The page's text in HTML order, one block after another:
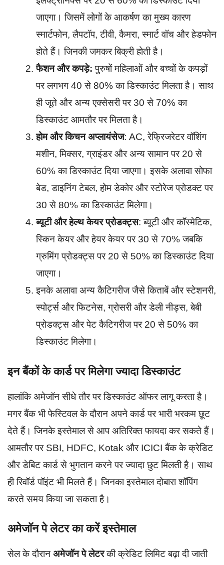
जाएगा। जिसमें लोगों के आकर्षण का मुख्य कारण
स्मार्टफोन, लैपटॉप, टीवी, कैमरा, स्मार्ट वॉच और हेडफोन
होते हैं। जिनकी जमकर बिक्री होती है।
फैशन और कपड़े: पुरुषों महिलाओं और बच्चों के कपड़ों
पर लगभग 40 से 80% का डिस्काउंट मिलता है। साथ
ही जूते और अन्य एक्सेसरी पर 30 से 70% का
डिस्काउंट आमतौर पर मिलता है।
होम और किचन अप्लायंसेज: AC, रेफ्रिजरेटर वॉशिंग
मशीन, मिक्सर, ग्राइंडर और अन्य सामान पर 20 से
60% का डिस्काउंट दिया जाएगा। इसके अलावा सोफा
बेड, डाइनिंग टेबल, होम डेकोर और स्टोरेज प्रोडक्ट पर
30 से 80% का डिस्काउंट मिलेगा।
ब्यूटी और हेल्थ केयर प्रोडक्ट्स: ब्यूटी और कॉस्मेटिक,
स्किन केयर और हेयर केयर पर 30 से 70% जबकि
ग्रुमिंग प्रोडक्ट्स पर 20 से 50% का डिस्काउंट दिया
जाएगा।
इनके अलावा अन्य कैटिगरीज जैसे किताबें और स्टेशनरी,
स्पोर्ट्स और फिटनेस, ग्रोसरी और डेली नीड्स, बेबी
प्रोडक्ट्स और पेट कैटिगरीज पर 20 से 50% का
डिस्काउंट मिलेगा।
इन बैंकों के कार्ड पर मिलेगा ज्यादा डिस्काउंट
हालांकि अमेजॉन सीधे तौर पर डिस्काउंट ऑफर लागू करता है।
मगर बैंक भी फेस्टिवल के दौरान अपने कार्ड पर भारी भरकम छूट
देते हैं। जिनके इस्तेमाल से आप अतिरिक्त फायदा कर सकते हैं।
आमतौर पर SBI, HDFC, Kotak और ICICI बैंक के क्रेडिट
और डेबिट कार्ड से भुगतान करने पर ज्यादा छुट मिलती है। साथ
ही रिवॉर्ड पॉइंट भी मिलते हैं। जिनका इस्तेमाल दोबारा शॉपिंग
करते समय किया जा सकता है।
अमेजॉन पे लेटर का करें इस्तेमाल
सेल के दौरान अमेजॉन पे लेटरकी क्रेडिट लिमिट बढ़ा दी जाती